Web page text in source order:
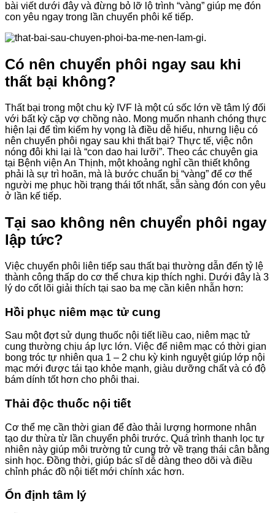
bài viết dưới đây và đừng bỏ lỡ lộ trình “vàng” giúp mẹ đón
con yêu ngay trong lần chuyển phôi kế tiếp.
Có nên chuyển phôi ngay sau khi
thất bại không?
Thất bại trong một chu kỳ IVF là một cú sốc lớn về tâm lý đối
với bất kỳ cặp vợ chồng nào. Mong muốn nhanh chóng thực
hiện lại để tìm kiếm hy vọng là điều dễ hiểu, nhưng liệu có
nên chuyển phôi ngay sau khi thất bại? Thực tế, việc nôn
nóng đôi khi lại là “con dao hai lưỡi”. Theo các chuyên gia
tại Bệnh viện An Thịnh, một khoảng nghỉ cần thiết không
phải là sự trì hoãn, mà là bước chuẩn bị “vàng” để cơ thể
người mẹ phục hồi trạng thái tốt nhất, sẵn sàng đón con yêu
ở lần kế tiếp.
Tại sao không nên chuyển phôi ngay
lập tức?
Việc chuyển phôi liên tiếp sau thất bại thường dẫn đến tỷ lệ
thành công thấp do cơ thể chưa kịp thích nghi. Dưới đây là 3
lý do cốt lõi giải thích tại sao ba mẹ cần kiên nhẫn hơn:
Hồi phục niêm mạc tử cung
Sau một đợt sử dụng thuốc nội tiết liều cao, niêm mạc tử
cung thường chịu áp lực lớn. Việc để niêm mạc có thời gian
bong tróc tự nhiên qua 1 – 2 chu kỳ kinh nguyệt giúp lớp nội
mạc mới được tái tạo khỏe mạnh, giàu dưỡng chất và có độ
bám dính tốt hơn cho phôi thai.
Thải độc thuốc nội tiết
Cơ thể mẹ cần thời gian để đào thải lượng hormone nhân
tạo dư thừa từ lần chuyển phôi trước. Quá trình thanh lọc tự
nhiên này giúp môi trường tử cung trở về trạng thái cân bằng
sinh học. Đồng thời, giúp bác sĩ dễ dàng theo dõi và điều
chỉnh phác đồ nội tiết mới chính xác hơn.
Ổn định tâm lý